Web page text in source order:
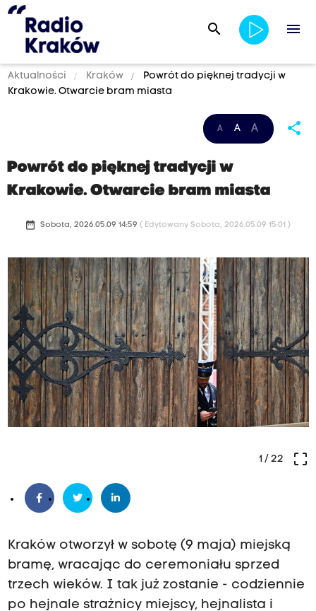
search menu
Aktualności Kraków
Powrót do pięknej tradycji w
Krakowie. Otwarcie bram miasta
A A A share
Powrót do pięknej tradycji w
Krakowie. Otwarcie bram miasta
date_range Sobota, 2026.05.09 14:59 ( Edytowany Sobota, 2026.05.09 15:01 )
crop_free
1/ 22
Kraków otworzył w sobotę (9 maja) miejską
bramę, wracając do ceremoniału sprzed
trzech wieków. I tak już zostanie - codziennie
po hejnale strażnicy miejscy, hejnalista i